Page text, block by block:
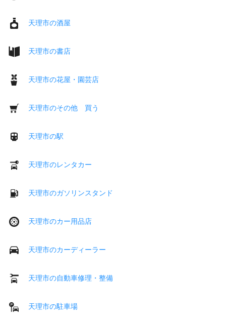
天理市の酒屋
天理市の書店
天理市の花屋・園芸店
天理市のその他 買う
天理市の駅
天理市のレンタカー
天理市のガソリンスタンド
天理市のカー用品店
天理市のカーディーラー
天理市の自動車修理・整備
天理市の駐車場